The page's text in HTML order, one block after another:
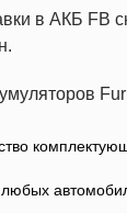
в АКБ FB